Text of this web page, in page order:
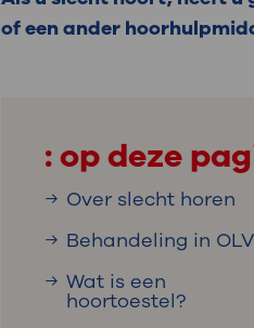
steeds verder uit, zodat u
we u sneller helpen.
of een ander
: op deze
Over slecht horen
Behandeling in
Wat is een
hoortoestel?